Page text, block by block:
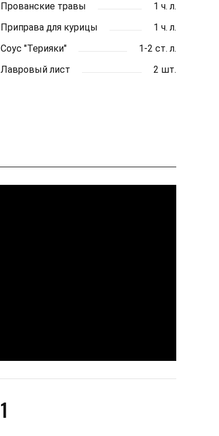
Прованские травы
1 ч. л.
Приправа для курицы
1 ч. л.
Соус "Терияки"
1-2 ст. л.
Лавровый лист
2 шт.
1